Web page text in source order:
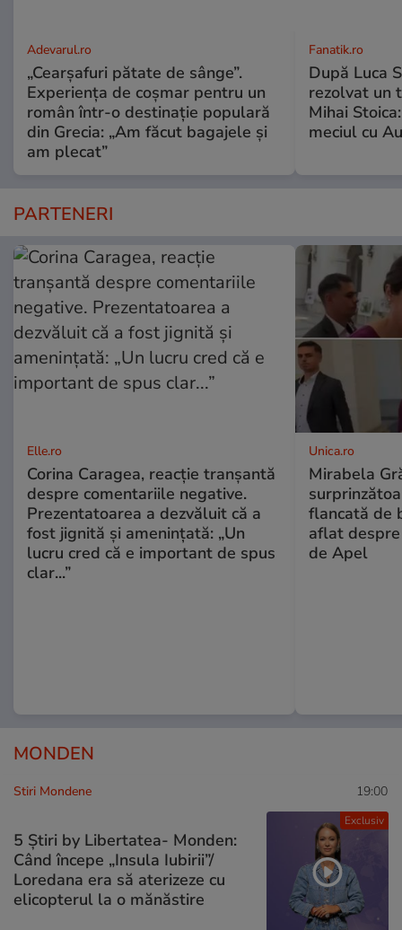
Adevarul.ro
„Cearșafuri pătate de sânge”.
Experiența de coșmar pentru un
român într-o destinație populară
din Grecia: „Am făcut bagajele și
am plecat”
Fanatik.ro
După Luca
rezolvat un
Mihai
meciul cu
PARTENERI
Elle.ro
Corina Caragea, reacție tranșantă
despre comentariile negative.
Prezentatoarea a dezvăluit că a
fost jignită și amenințată: „Un
lucru cred că e important de spus
clar...”
Unica.ro
Mirabela
flancată de
aflat
de Apel
MONDEN
Exclusiv
Stiri Mondene 19:00
5 Știri by Libertatea- Monden:
Când începe „Insula Iubirii”/
Loredana era să aterizeze cu
elicopterul la o mănăstire